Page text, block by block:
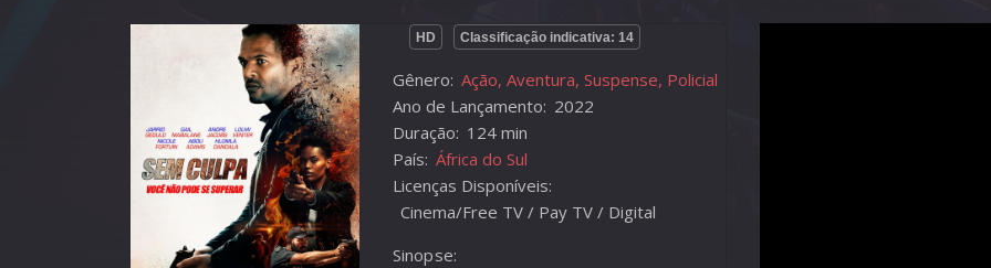
HD Classificação indicativa: 14
Gênero: Ação, Aventura, Suspense, Policial
Ano de Lançamento: 2022
Duração: 124 min
País: África do Sul
Licenças Disponíveis:
Cinema/Free TV / Pay TV / Digital
Sinopse: